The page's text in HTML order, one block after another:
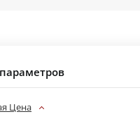
Цена